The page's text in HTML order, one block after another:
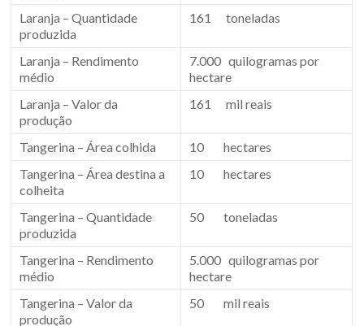
Laranja – Quantidade
produzida
161 toneladas
Laranja – Rendimento
médio
7.000 quilogramas por
hectare
Laranja – Valor da
produção
161 mil reais
Tangerina – Área colhida
10 hectares
Tangerina – Área destina a
colheita
10 hectares
Tangerina – Quantidade
produzida
50 toneladas
Tangerina – Rendimento
médio
5.000 quilogramas por
hectare
Tangerina – Valor da
produção
50 mil reais